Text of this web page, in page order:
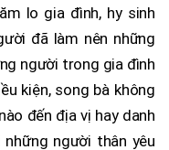
lo gia đình, hy sinh
đã làm nên những
người trong gia đình
kiện, song bà không
đến địa vị hay danh
người thân yêu